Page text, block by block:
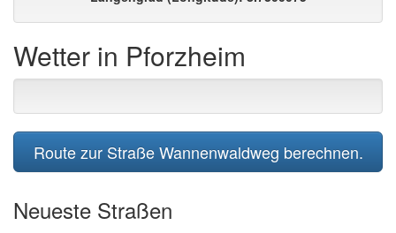
Wetter in Pforzheim
Route zur Straße Wannenwaldweg berechnen.
Neueste Straßen